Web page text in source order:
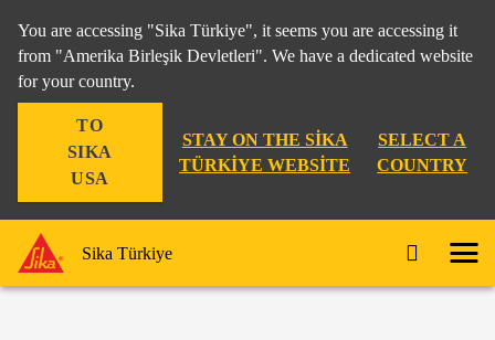
You are accessing "Sika Türkiye", it seems you are accessing it
from "Amerika Birleşik Devletleri". We have a dedicated website
for your country.
TO
SIKA
USA
STAY ON THE SIKA
TÜRKIYE WEBSITE
SELECT A
COUNTRY
Sika Türkiye